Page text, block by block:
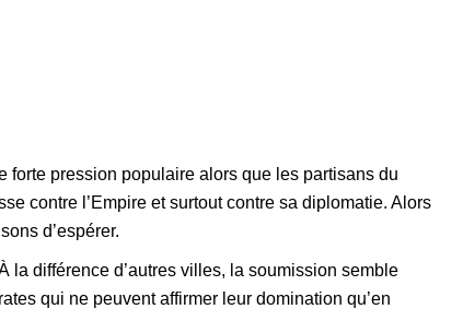
pression populaire alors que les partisans du
contre l’Empire et surtout contre sa diplomatie. Alors
d’espérer.
la différence d’autres villes, la soumission semble
qui ne peuvent affirmer leur domination qu’en